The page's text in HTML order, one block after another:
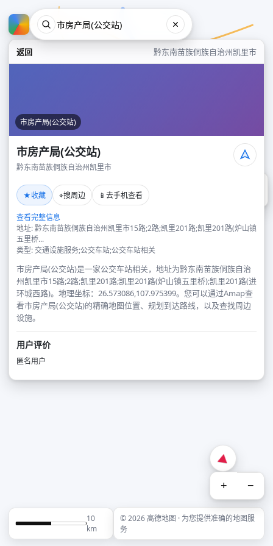
返回 黔东南苗族侗族自治州凯里市
市房产局(公交站)
市房产局(公交站)
黔东南苗族侗族自治州凯里市
★收藏 ⌖搜周边 📱 去手机查看
查看完整信息
地址: 黔东南苗族侗族自治州凯里市15路;2路;凯里201路;凯里201路(炉山镇
五里桥...
类型: 交通设施服务;公交车站;公交车站相关
市房产局(公交站)是一家公交车站相关，地址为黔东南苗族侗族自治
州凯里市15路;2路;凯里201路;凯里201路(炉山镇五里桥);凯里201路(进
环城西路)。地理坐标：26.573086,107.975399。您可以通过Amap查
看市房产局(公交站)的精确地图位置、规划到达路线，以及查找周边
设施。
用户评价
匿名用户
+ −
10
km
© 2026 高德地图 · 为您提供准确的地图服
务